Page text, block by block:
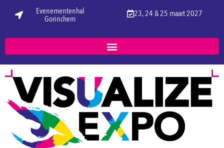
Evenementenhal
Gorinchem
23, 24 & 25 maart 2027